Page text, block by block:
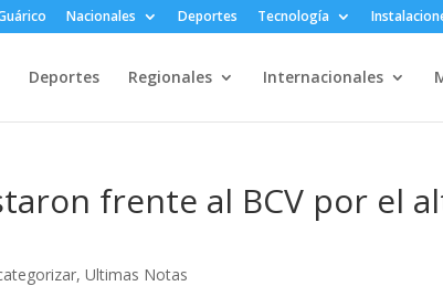
Nacionales Deportes Tecnología
Deportes Regionales Internacionales
frente al BCV por el
,Ultimas Notas